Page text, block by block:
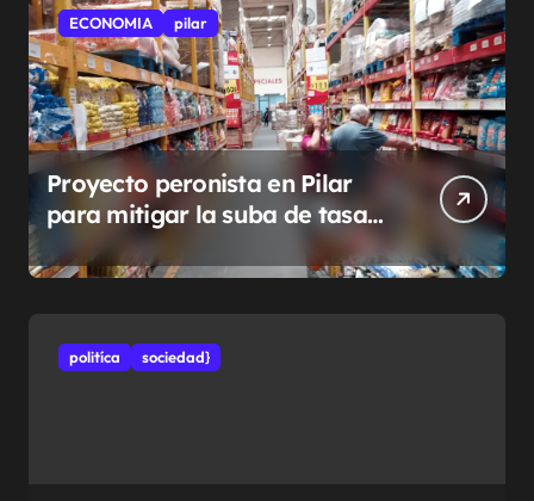
ECONOMIA pilar
Proyecto peronista en Pilar
para mitigar la suba de tasas
municipales
politíca sociedad}